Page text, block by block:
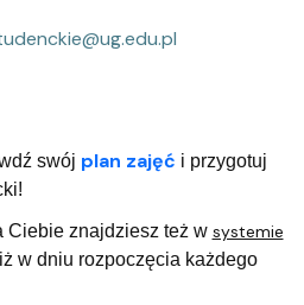
swój plan zajęć i przygotuj
Ciebie znajdziesz też w systemie
w dniu rozpoczęcia każdego